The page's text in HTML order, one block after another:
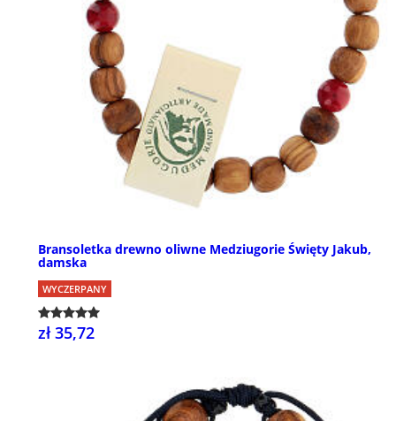
Bransoletka drewno oliwne Medziugorie Święty Jakub,
damska
WYCZERPANY
zł 35,72